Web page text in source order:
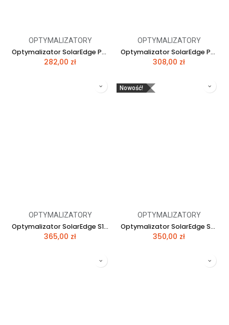
OPTYMALIZATORY
Optymalizator SolarEdge P801-4RM4MRY
282,00 zł
OPTYMALIZATORY
Optymalizator SolarEdge P950-4R MXM BY
308,00 zł
OPTYMALIZATORY
Optymalizator SolarEdge S1200-1G MYM BV
365,00 zł
Nowość!
OPTYMALIZATORY
Optymalizator SolarEdge S650B
350,00 zł